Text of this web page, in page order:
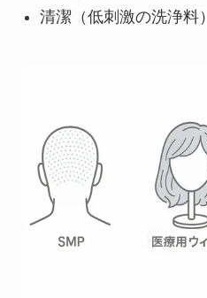
清潔（低刺激の洗浄料）